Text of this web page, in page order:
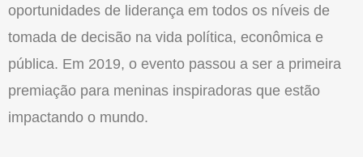
oportunidades de liderança em todos os níveis de
tomada de decisão na vida política, econômica e
pública. Em 2019, o evento passou a ser a primeira
premiação para meninas inspiradoras que estão
impactando o mundo.